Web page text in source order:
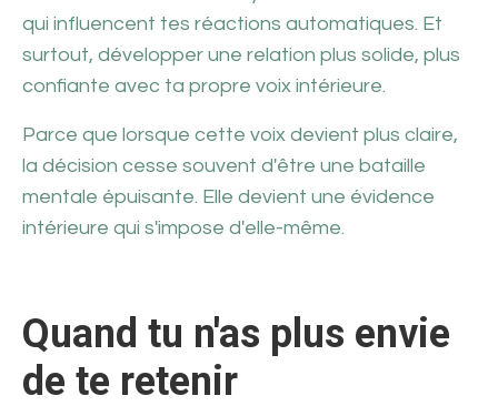
qui influencent tes réactions automatiques. Et
surtout, développer une relation plus solide, plus
confiante avec ta propre voix intérieure.
Parce que lorsque cette voix devient plus claire,
la décision cesse souvent d'être une bataille
mentale épuisante. Elle devient une évidence
intérieure qui s'impose d'elle-même.
Quand tu n'as plus envie
de te retenir